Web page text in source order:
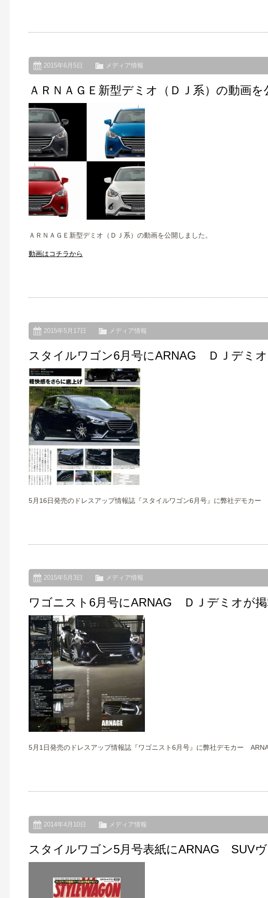
2015年6月5日 メディア情報
ＡＲＮＡＧＥ新型デミオ（ＤＪ系）の動画を
ＡＲＮＡＧＥ新型デミオ（ＤＪ系）の動画を公開しました。
動画はコチラから
2015年5月17日 メディア情報
スタイルワゴン6月号にARNAG ＤＪデミオ
5月16日発売のドレスアップ情報誌『スタイルワゴン6月号』に弊社デモカ
2015年5月3日 メディア情報
ワゴニスト6月号にARNAG ＤＪデミオが掲
5月1日発売のドレスアップ情報誌『ワゴニスト6月号』に弊社デモカー
2014年4月10日 メディア情報
スタイルワゴン5月号表紙にARNAG SUVヴ